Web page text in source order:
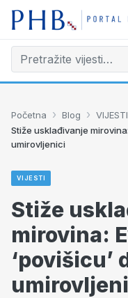
Početna › Blog › VIJESTI
Stiže usklađivanje
umirovljenici
VIJESTI
Stiže
mirovina:
‘povišicu’